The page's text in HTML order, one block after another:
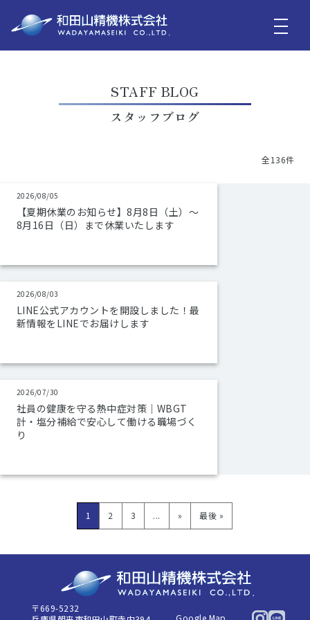
STAFF BLOG
スタッフブログ
全136件
2026/08/05
【夏期休業のお知らせ】8月8日（土）～
8月16日（日）まで休業いたします
2026/08/03
LINE公式アカウントを開設しました！最
新情報をLINEでお届けします
2026/07/30
社員の健康を守る熱中症対策｜WBGT
計・塩分補給で安心して働ける職場づく
り
1 2 3 ... » 最後 »
〒669-5232